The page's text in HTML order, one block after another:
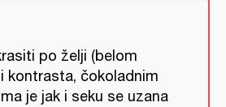
po želji (belom
kontrasta, čokoladnim
je jak i seku se uzana